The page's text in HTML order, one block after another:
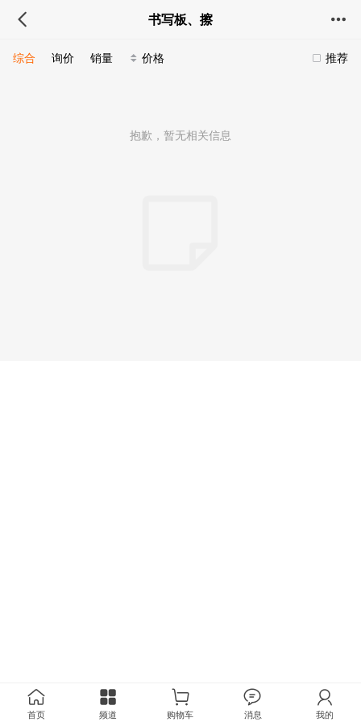
书写板、擦
推荐
综合 询价 销量 价格
抱歉，暂无相关信息
首页 频道 购物车 消息 我的